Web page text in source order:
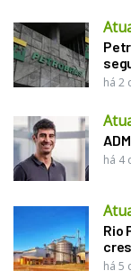
há 2
há 4
Rio
há 5